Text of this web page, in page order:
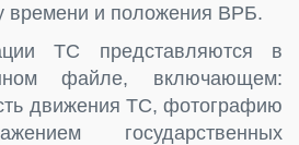
времени и положения ВРБ.
ТС представляются в
файле, включающем:
движения ТС, фотографию
государственных